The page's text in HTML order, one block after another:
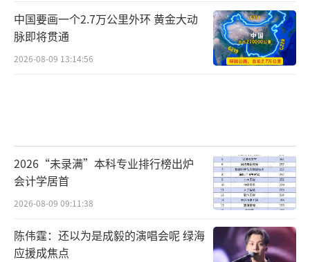
中国要画一个2.7万公里外环 黄金大动
脉即将贯通
2026-08-09 13:14:56
2026“未录满”本科专业排行榜出炉
会计学居首
2026-08-09 09:11:38
陈伟霆：还以为是成毅的演唱会呢 绿海
应援成焦点